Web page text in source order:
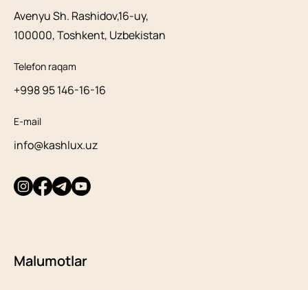
Avenyu Sh. Rashidov,16-uy,
100000, Toshkent, Uzbekistan
Telefon raqam
+998 95 146-16-16
E-mail
info@kashlux.uz
Malumotlar